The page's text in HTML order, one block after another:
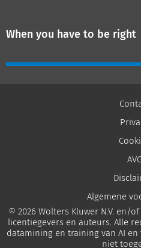
When you have to be right
Algemene
© 2026 Wolters Kluwer N.V. en/
licentiegevers en auteurs. Alle
datamining en training van AI
niet